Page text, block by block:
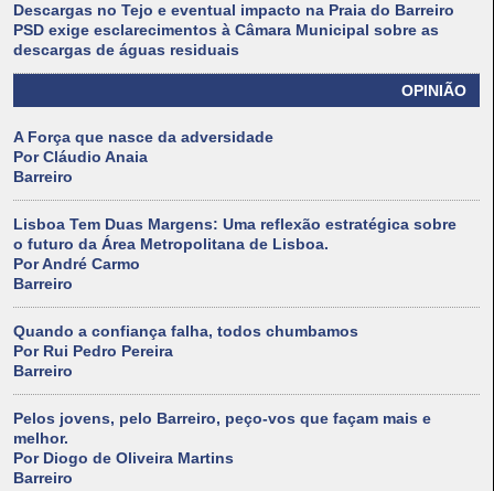
Descargas no Tejo e eventual impacto na Praia do Barreiro
PSD exige esclarecimentos à Câmara Municipal sobre as
descargas de águas residuais
OPINIÃO
A Força que nasce da adversidade
Por Cláudio Anaia
Barreiro
Lisboa Tem Duas Margens: Uma reflexão estratégica sobre
o futuro da Área Metropolitana de Lisboa.
Por André Carmo
Barreiro
Quando a confiança falha, todos chumbamos
Por Rui Pedro Pereira
Barreiro
Pelos jovens, pelo Barreiro, peço-vos que façam mais e
melhor.
Por Diogo de Oliveira Martins
Barreiro